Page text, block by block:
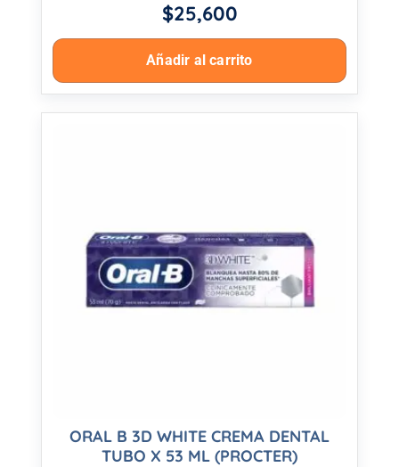
$25,600
Añadir al carrito
ORAL B 3D WHITE CREMA DENTAL
TUBO X 53 ML (PROCTER)